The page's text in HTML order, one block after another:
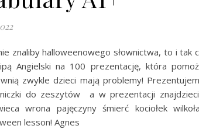
znaliby halloweenowego słownictwa, to i tak
Angielski na 100 prezentację, która
zwykle dzieci mają problemy!
do zeszytów a w prezentacji
wrona pajęczyny śmierć kociołek
lesson! Agnes